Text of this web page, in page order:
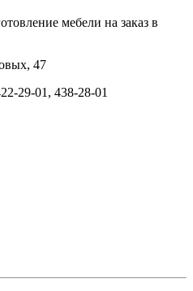
мебели на заказ в
47
29-01, 438-28-01